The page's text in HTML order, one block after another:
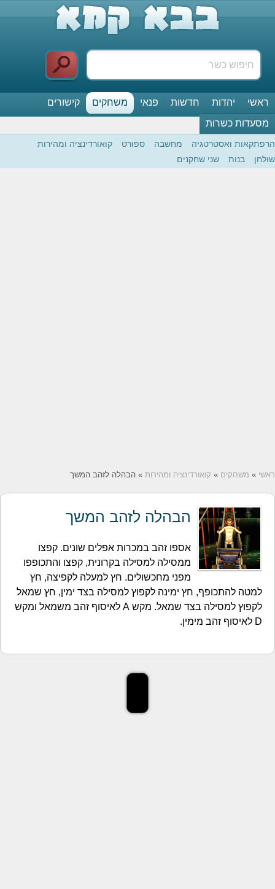
ראשי יהדות חדשות פנאי משחקים
קישורים
מסעדות כשרות
הרפתקאות ואסטרטגיה מחשבה ספורט
קואורדינציה ומהירות
שולחן
בנות שני שחקנים
ראשי » משחקים » קואורדינציה ומהירות » הבהלה לזהב המשך
הבהלה לזהב המשך
אספו זהב במכרות אפלים שונים. קפצו
ממסילה למסילה בקרונית, קפצו והתכופפו
מפני מחכשולים. חץ למעלה לקפיצה, חץ
למטה להתכופף, חץ ימינה לקפוץ למסילה בצד ימין, חץ שמאל
לקפוץ למסילה בצד שמאל. מקש A לאיסוף זהב משמאל ומקש
D לאיסוף זהב מימין.